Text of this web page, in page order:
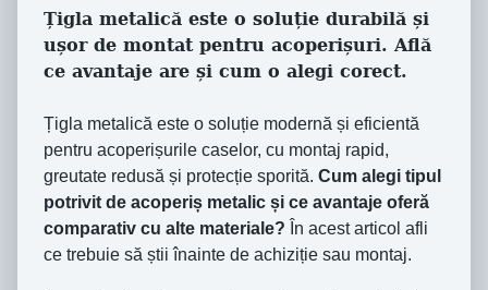
Țigla metalică este o soluție durabilă și
ușor de montat pentru acoperișuri. Află
ce avantaje are și cum o alegi corect.
Țigla metalică este o soluție modernă și eficientă
pentru acoperișurile caselor, cu montaj rapid,
greutate redusă și protecție sporită. Cum alegi tipul
potrivit de acoperiș metalic și ce avantaje oferă
comparativ cu alte materiale? În acest articol afli
ce trebuie să știi înainte de achiziție sau montaj.